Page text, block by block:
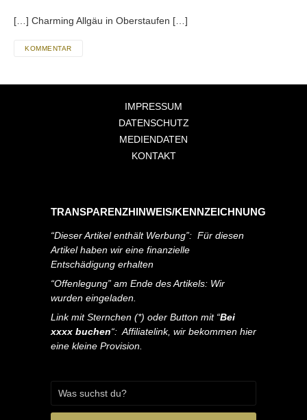
[…] Charming Allgäu in Oberstaufen […]
KOMMENTAR
IMPRESSUM
DATENSCHUTZ
MEDIENDATEN
KONTAKT
TRANSPARENZHINWEIS/KENNZEICHNUNG
“Dieser Artikel enthält Werbung”: Für diesen
Artikel haben wir eine finanzielle
Entschädigung erhalten
“Offenlegung” am Ende des Artikels: Wir
wurden eingeladen.
Link mit Sternchen (*) oder Button mit “Bei
xxxx buchen“: Affiliatelink, wir bekommen hier
eine kleine Provision.